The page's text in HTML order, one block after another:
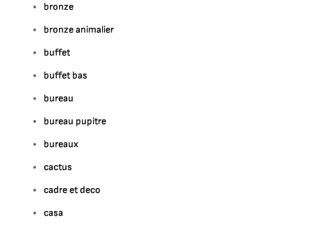
bronze
bronze animalier
buffet
buffet bas
bureau
bureau pupitre
bureaux
cactus
cadre et deco
casa